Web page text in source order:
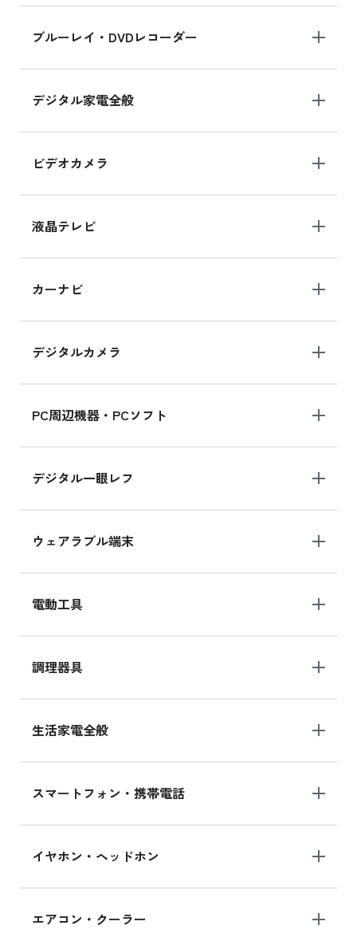
ブルーレイ・DVDレコーダー
デジタル家電全般
ビデオカメラ
液晶テレビ
カーナビ
デジタルカメラ
PC周辺機器・PCソフト
デジタル一眼レフ
ウェアラブル端末
電動工具
調理器具
生活家電全般
スマートフォン・携帯電話
イヤホン・ヘッドホン
エアコン・クーラー
iPhone 16 シリーズ
iPhone 16 の新品買取価格
iPad Air 11インチ シリーズ
iPad Air 11インチ の新品買取価格
iPhone 15 128GB シリーズ
iPhone 15 128GB の新品買取価格
MK2K3J/Aの新品買取価格はこちら